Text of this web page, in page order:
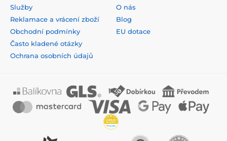
Služby
Reklamace a vrácení zboží
Obchodní podmínky
Často kladené otázky
Ochrana osobních údajů
O nás
Blog
EU dotace